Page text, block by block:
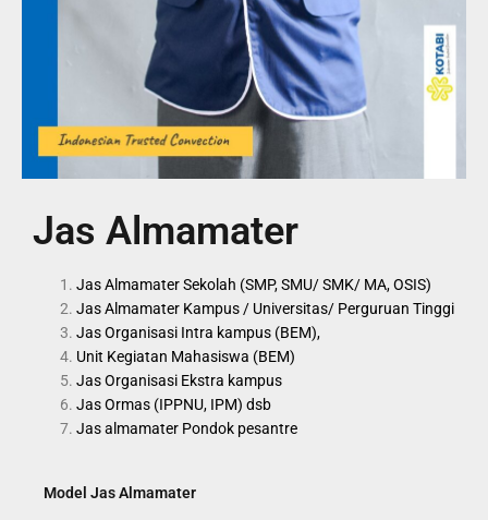
Jas Almamater
Jas Almamater Sekolah (SMP, SMU/ SMK/ MA, OSIS)
Jas Almamater Kampus / Universitas/ Perguruan Tinggi
Jas Organisasi Intra kampus (BEM),
Unit Kegiatan Mahasiswa (BEM)
Jas Organisasi Ekstra kampus
Jas Ormas (IPPNU, IPM) dsb
Jas almamater Pondok pesantre
Model Jas Almamater